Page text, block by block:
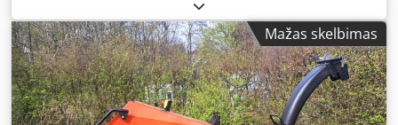
workbench: Manufacturer: Metal Sistem Model: Super
4/5/6 Workbench width: 1,200 mm Workbench depth: 900
mm Workbench height: 900 mm Scope of delivery includes:
02x workbench uprights, new Material finish: fully
galvanized Upright type: TS4 Including cross and diagonal
braces, foot plates The uprights are pre-assembled (bolted
Mažas skelbimas